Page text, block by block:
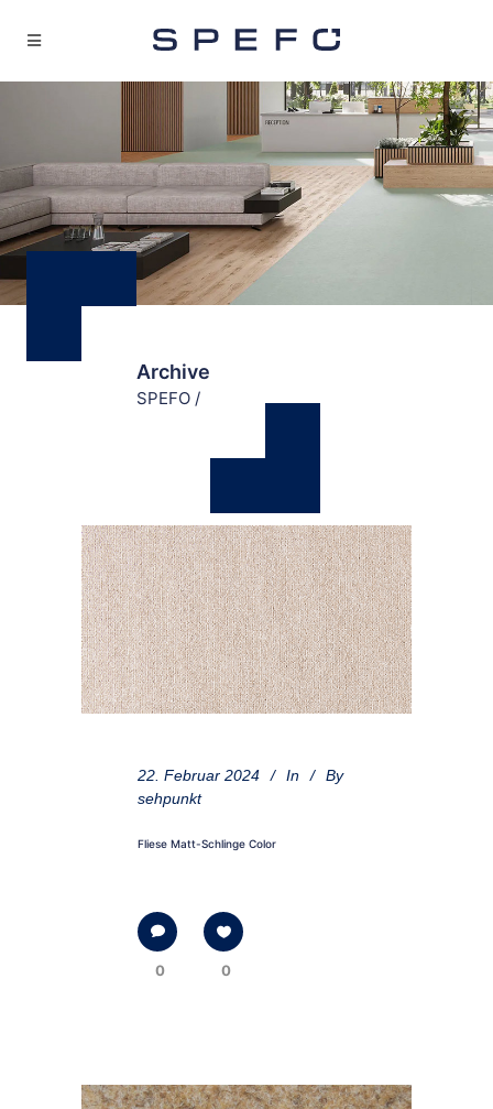
Archive
SPEFO /
22. Februar 2024 In
By
sehpunkt
Fliese Matt-Schlinge Color
0 0